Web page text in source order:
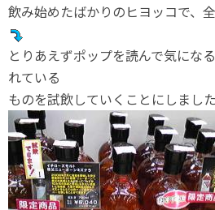
飲み始めたばかりのヒヨッコで、
とりあえずポップを読んで気にな
れている
ものを試飲していくことにしました